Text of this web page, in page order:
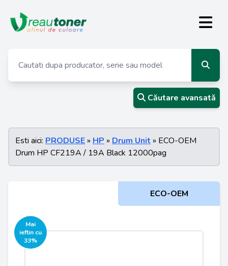
Căutare avansată
Esti aici: PRODUSE » HP » Drum Unit » ECO-OEM
Drum HP CF219A / 19A Black 12000pag
ECO-OEM
Mai
ieftin cu
33%